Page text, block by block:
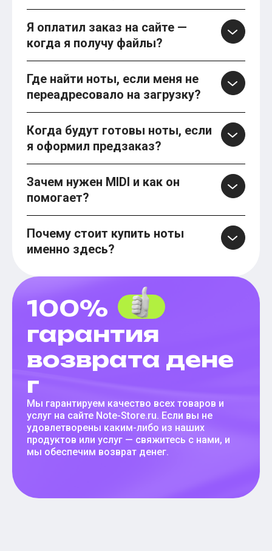
Я оплатил заказ на сайте —
когда я получу файлы?
Где найти ноты, если меня не
переадресовало на загрузку?
Когда будут готовы ноты, если
я оформил предзаказ?
Зачем нужен MIDI и как он
помогает?
Почему стоит купить ноты
именно здесь?
100%
гарантия
возврата дене
г
Мы гарантируем качество всех товаров и
услуг на сайте Note-Store.ru. Если вы не
удовлетворены каким-либо из наших
продуктов или услуг — свяжитесь с нами, и
мы обеспечим возврат денег.